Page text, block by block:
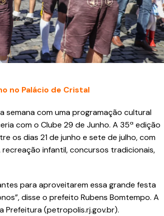
no Palácio de Cristal
semana com uma programação cultural
com o Clube 29 de Junho. A 35ª edição
os dias 21 de junho e sete de julho, com
infantil, concursos tradicionais,
para aproveitarem essa grande festa
disse o prefeito Rubens Bomtempo. A
Prefeitura (petropolis.rj.gov.br).